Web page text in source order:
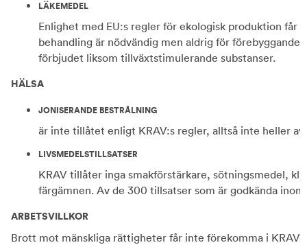
LÄKEMEDEL
Enlighet med EU:s regler för ekologisk produktion får
behandling är nödvändig men aldrig för förebyggande
förbjudet liksom tillväxtstimulerande substanser.
HÄLSA
JONISERANDE BESTRÅLNING
är inte tillåtet enligt KRAV:s regler, alltså inte heller
LIVSMEDELSTILLSATSER
KRAV tillåter inga smakförstärkare, sötningsmedel,
färgämnen. Av de 300 tillsatser som är godkända
ARBETSVILLKOR
Brott mot mänskliga rättigheter får inte förekomma i